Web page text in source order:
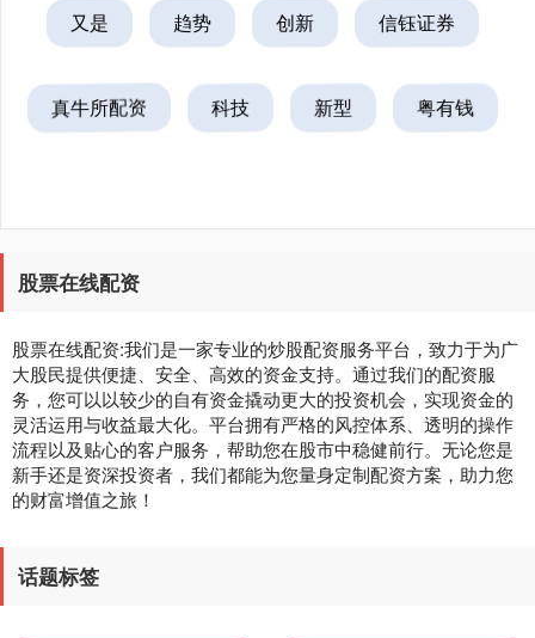
又是 趋势 创新 信钰证券
真牛所配资 科技 新型 粤有钱
股票在线配资
股票在线配资:我们是一家专业的炒股配资服务平台，致力于为广
大股民提供便捷、安全、高效的资金支持。通过我们的配资服
务，您可以以较少的自有资金撬动更大的投资机会，实现资金的
灵活运用与收益最大化。平台拥有严格的风控体系、透明的操作
流程以及贴心的客户服务，帮助您在股市中稳健前行。无论您是
新手还是资深投资者，我们都能为您量身定制配资方案，助力您
的财富增值之旅！
话题标签